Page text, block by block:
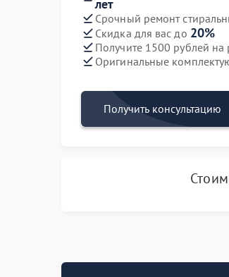
лет
Срочный ремонт
Скидка для вас до 20%
Получите 1500 рублей на
Оригинальные
Получить консультацию